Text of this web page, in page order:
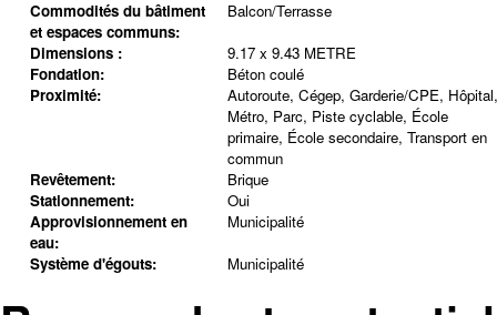
Commodités du bâtiment
et espaces communs:
Balcon/Terrasse
Dimensions :
9.17 x 9.43 METRE
Fondation:
Béton coulé
Proximité:
Autoroute, Cégep, Garderie/CPE, Hôpital,
Métro, Parc, Piste cyclable, École
primaire, École secondaire, Transport en
commun
Revêtement:
Brique
Stationnement:
Oui
Approvisionnement en
eau:
Municipalité
Système d'égouts:
Municipalité